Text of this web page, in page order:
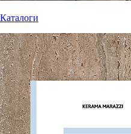
Каталоги